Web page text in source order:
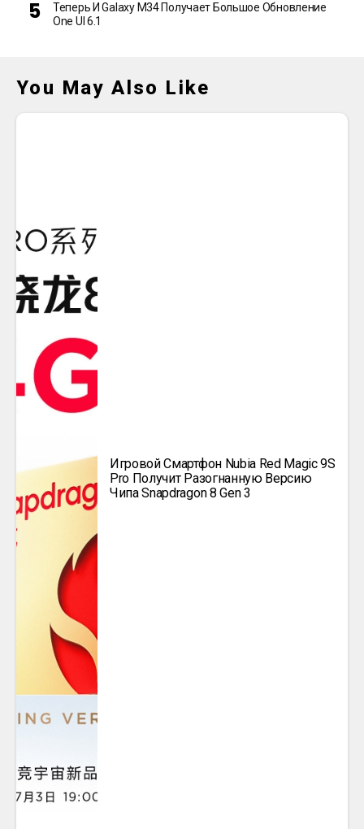
Теперь И Galaxy M34 Получает Большое Обновление
One UI 6.1
You May Also Like
Игровой Смартфон Nubia Red Magic 9S
Pro Получит Разогнанную Версию
Чипа Snapdragon 8 Gen 3